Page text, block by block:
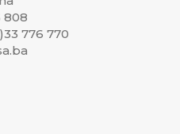
808
776 770